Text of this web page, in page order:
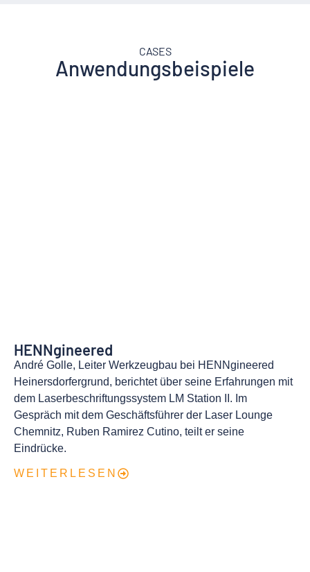
CASES
Anwendungsbeispiele
HENN­­­gineered
André Golle, Leiter Werkzeugbau bei HENNgineered
Heinersdorfergrund, berichtet über seine Erfahrungen mit
dem Laserbeschriftungssystem LM Station II. Im
Gespräch mit dem Geschäftsführer der Laser Lounge
Chemnitz, Ruben Ramirez Cutino, teilt er seine
Eindrücke.
WEITERLESEN